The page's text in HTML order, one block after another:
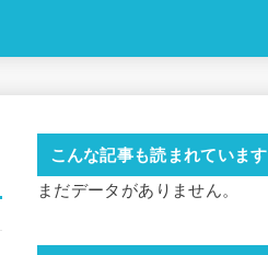
こんな記事も読まれています
まだデータがありません。